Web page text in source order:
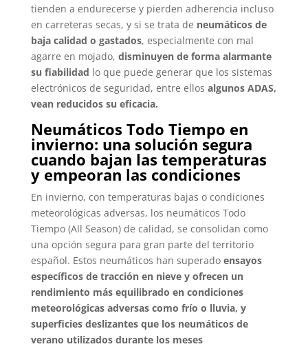
tienden a endurecerse y pierden adherencia incluso
en carreteras secas, y si se trata de neumáticos de
baja calidad o gastados, especialmente con mal
agarre en mojado, disminuyen de forma alarmante
su fiabilidad lo que puede generar que los sistemas
electrónicos de seguridad, entre ellos algunos ADAS,
vean reducidos su eficacia.
Neumáticos Todo Tiempo en
invierno: una solución segura
cuando bajan las temperaturas
y empeoran las condiciones
En invierno, con temperaturas bajas o condiciones
meteorológicas adversas, los neumáticos Todo
Tiempo (All Season) de calidad, se consolidan como
una opción segura para gran parte del territorio
español. Estos neumáticos han superado ensayos
específicos de tracción en nieve y ofrecen un
rendimiento más equilibrado en condiciones
meteorológicas adversas como frío o lluvia, y
superficies deslizantes que los neumáticos de
verano utilizados durante los meses